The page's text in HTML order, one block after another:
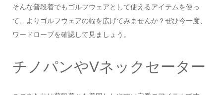
そんな普段着でもゴルフウェアとして使えるアイテムを使っ
て、よりゴルフウェアの幅を広げてみませんか？ぜひ今一度、
ワードローブを確認して見ましょう。
チノパンやVネックセーター